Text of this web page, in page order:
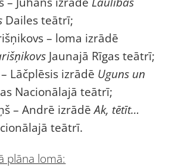
Dailes teātrī;
– loma izrādē
Jaunajā Rīgas teātrī;
Lāčplēsis izrādē Uguns un
Nacionālajā teātrī;
– Andrē izrādēAk, tētīt…
teātrī.
plāna lomā: